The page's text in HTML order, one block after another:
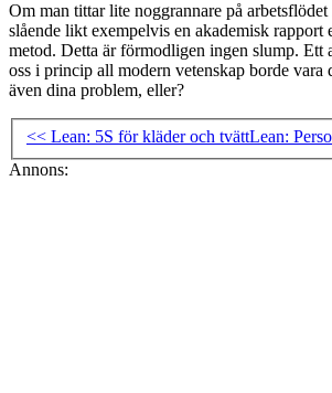
Om man tittar lite noggrannare på
slående likt exempelvis en akademisk rapport
metod. Detta är förmodligen ingen slump. Ett
oss i princip all modern vetenskap borde vara
även dina problem, eller?
<< Lean: 5S för kläder och tvättLean:
Annons: